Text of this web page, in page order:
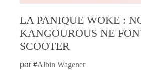
LA PANIQUE WOKE :
KANGOUROUS NE
SCOOTER
par #Albin Wagener